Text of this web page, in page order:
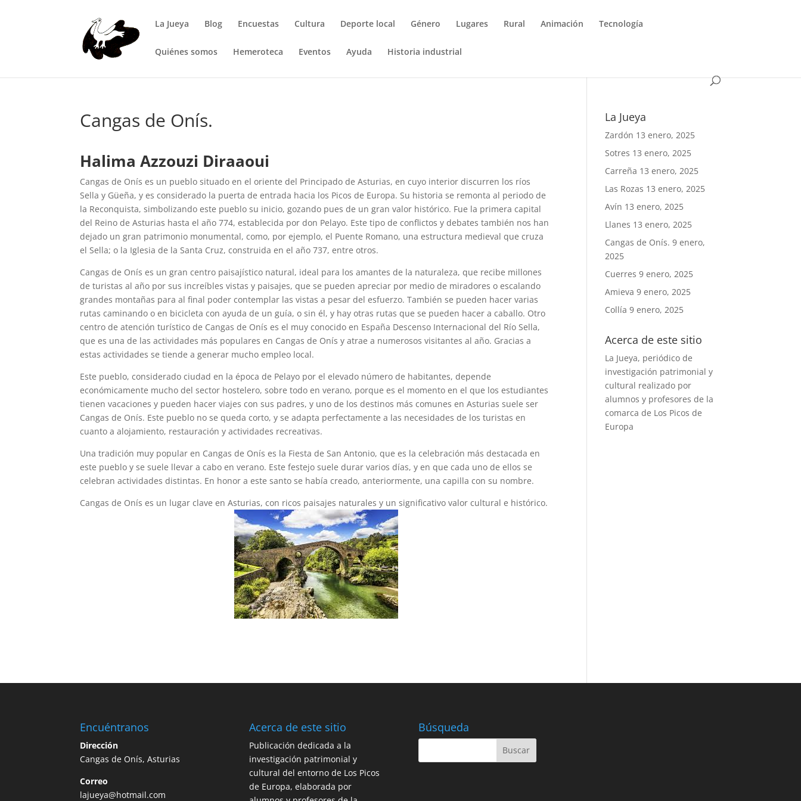
La Jueya Blog Encuestas Cultura Deporte local Género Lugares Rural Animación Tecnología
Quiénes somos Hemeroteca Eventos Ayuda Historia industrial
Cangas de Onís.
Halima Azzouzi Diraaoui
Cangas de Onís es un pueblo situado en el oriente del Principado de Asturias, en cuyo interior discurren los ríos
Sella y Güeña, y es considerado la puerta de entrada hacia los Picos de Europa. Su historia se remonta al periodo de
la Reconquista, simbolizando este pueblo su inicio, gozando pues de un gran valor histórico. Fue la primera capital
del Reino de Asturias hasta el año 774, establecida por don Pelayo. Este tipo de conflictos y debates también nos han
dejado un gran patrimonio monumental, como, por ejemplo, el Puente Romano, una estructura medieval que cruza
el Sella; o la Iglesia de la Santa Cruz, construida en el año 737, entre otros.
Cangas de Onís es un gran centro paisajístico natural, ideal para los amantes de la naturaleza, que recibe millones
de turistas al año por sus increíbles vistas y paisajes, que se pueden apreciar por medio de miradores o escalando
grandes montañas para al final poder contemplar las vistas a pesar del esfuerzo. También se pueden hacer varias
rutas caminando o en bicicleta con ayuda de un guía, o sin él, y hay otras rutas que se pueden hacer a caballo. Otro
centro de atención turístico de Cangas de Onís es el muy conocido en España Descenso Internacional del Río Sella,
que es una de las actividades más populares en Cangas de Onís y atrae a numerosos visitantes al año. Gracias a
estas actividades se tiende a generar mucho empleo local.
Este pueblo, considerado ciudad en la época de Pelayo por el elevado número de habitantes, depende
económicamente mucho del sector hostelero, sobre todo en verano, porque es el momento en el que los estudiantes
tienen vacaciones y pueden hacer viajes con sus padres, y uno de los destinos más comunes en Asturias suele ser
Cangas de Onís. Este pueblo no se queda corto, y se adapta perfectamente a las necesidades de los turistas en
cuanto a alojamiento, restauración y actividades recreativas.
Una tradición muy popular en Cangas de Onís es la Fiesta de San Antonio, que es la celebración más destacada en
este pueblo y se suele llevar a cabo en verano. Este festejo suele durar varios días, y en que cada uno de ellos se
celebran actividades distintas. En honor a este santo se había creado, anteriormente, una capilla con su nombre.
Cangas de Onís es un lugar clave en Asturias, con ricos paisajes naturales y un significativo valor cultural e histórico.
La Jueya
Zardón 13 enero, 2025
Sotres 13 enero, 2025
Carreña 13 enero, 2025
Las Rozas 13 enero, 2025
Avín 13 enero, 2025
Llanes 13 enero, 2025
Cangas de Onís. 9 enero,
2025
Cuerres 9 enero, 2025
Amieva 9 enero, 2025
Collía 9 enero, 2025
Acerca de este sitio
La Jueya, periódico de
investigación patrimonial y
cultural realizado por
alumnos y profesores de la
comarca de Los Picos de
Europa
Encuéntranos
Dirección
Cangas de Onís, Asturias
Correo
lajueya@hotmail.com
Acerca de este sitio
Publicación dedicada a la
investigación patrimonial y
cultural del entorno de Los Picos
de Europa, elaborada por
Búsqueda